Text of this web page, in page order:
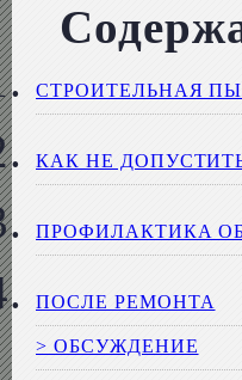
СТРОИТЕЛЬНАЯ
КАК НЕ
ПРОФИЛАКТИКА
ПОСЛЕ РЕМОНТА
> ОБСУЖДЕНИЕ